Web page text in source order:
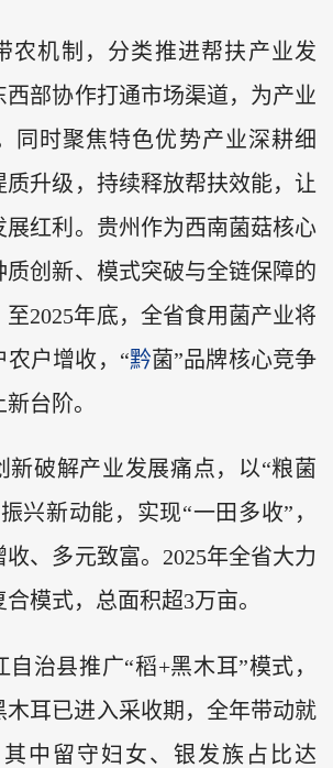
农机制，分类推进帮扶产业发
西部协作打通市场渠道，为产业
同时聚焦特色优势产业深耕细
质升级，持续释放帮扶效能，让
展红利。贵州作为西南菌菇核心
质创新、模式突破与全链保障的
2025年底，全省食用菌产业将
农户增收，“黔菌”品牌核心竞争
台阶。
新破解产业发展痛点，以“粮菌
兴新动能，实现“一田多收”，
、多元致富。2025年全省大力
模式，总面积超3万亩。
自治县推广“稻+黑木耳”模式，
木耳已进入采收期，全年带动就
中留守妇女、银发族占比达